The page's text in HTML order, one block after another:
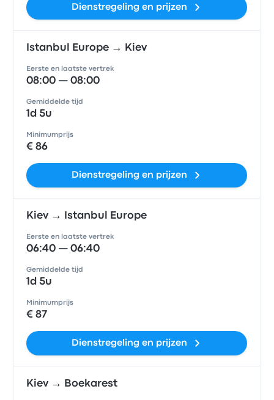
Dienstregeling en prijzen
Istanbul Europe → Kiev
Eerste en laatste vertrek
08:00 — 08:00
Gemiddelde tijd
1d 5u
Minimumprijs
€ 86
Dienstregeling en prijzen
Kiev → Istanbul Europe
Eerste en laatste vertrek
06:40 — 06:40
Gemiddelde tijd
1d 5u
Minimumprijs
€ 87
Dienstregeling en prijzen
Kiev → Boekarest